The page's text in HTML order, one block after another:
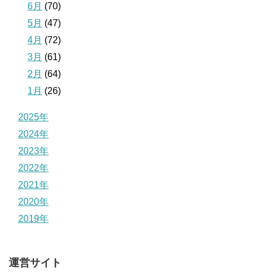
6月 (70)
5月 (47)
4月 (72)
3月 (61)
2月 (64)
1月 (26)
2025年
2024年
2023年
2022年
2021年
2020年
2019年
運営サイト